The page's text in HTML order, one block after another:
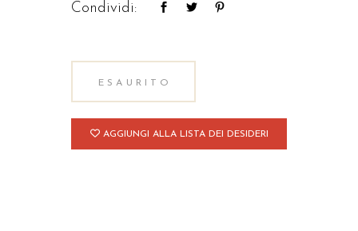
Condividi:
ESAURITO
AGGIUNGI ALLA LISTA DEI DESIDERI